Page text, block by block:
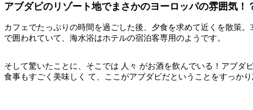
アブダビのリゾート地でまさかのヨーロッパの雰囲気！
カフェでたっぷりの時間を過ごした後、夕食を求めて近くを散策
で囲われていて、海水浴はホテルの宿泊客専用のようです。
そして驚いたことに、そこでは 人々 がお酒を飲んでいる！アブダ
食事もすごく美味しく て、ここがアブダビだということをすっかり